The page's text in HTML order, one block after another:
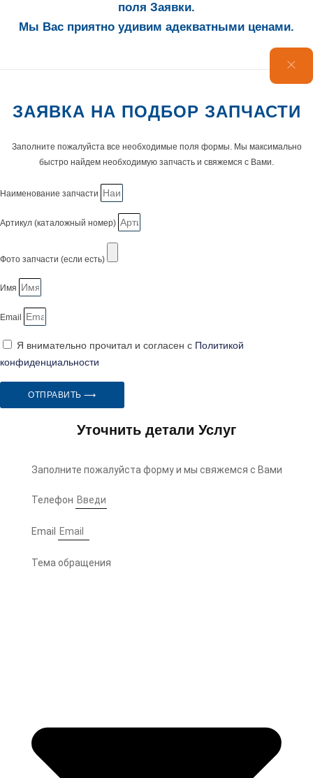
поля Заявки.
Мы Вас приятно удивим адекватными ценами.
ЗАЯВКА НА ПОДБОР ЗАПЧАСТИ
Заполните пожалуйста все необходимые поля формы. Мы максимально
быстро найдем необходимую запчасть и свяжемся с Вами.
Наименование запчасти
Артикул (каталожный номер)
Фото запчасти (если есть)
Имя
Email
Я внимательно прочитал и согласен с Политикой
конфиденциальности
ОТПРАВИТЬ ⟶
Уточнить детали Услуг
Заполните пожалуйста форму и мы свяжемся с Вами
Телефон
Email
Тема обращения